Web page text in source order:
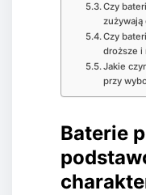
Czy
zużywają
Czy
droższe i
Jakie
przy
Baterie